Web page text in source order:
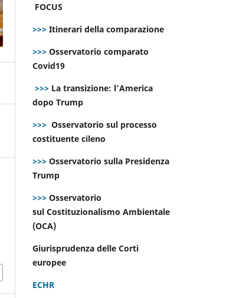
FOCUS
>>> Itinerari della comparazione
>>> Osservatorio comparato
Covid19
>>> La transizione: l’America
dopo Trump
>>> Osservatorio sul processo
costituente cileno
>>> Osservatorio sulla Presidenza
Trump
>>> Osservatorio
sul Costituzionalismo Ambientale
(OCA)
Giurisprudenza delle Corti
europee
ECHR